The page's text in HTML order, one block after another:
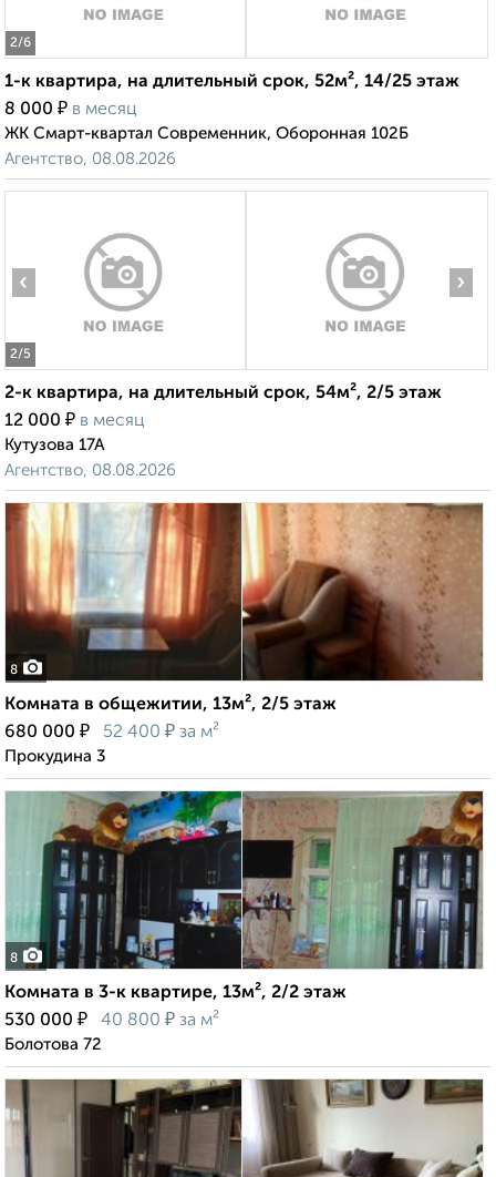
2/6
1-к квартира, на длительный срок, 52м², 14/25 этаж
8 000 ₽ в месяц
ЖК Смарт-квартал Современник, Оборонная 102Б
Агентство, 08.08.2026
2/5
‹ ›
2-к квартира, на длительный срок, 54м², 2/5 этаж
12 000 ₽ в месяц
Кутузова 17А
Агентство, 08.08.2026
8
Комната в общежитии, 13м², 2/5 этаж
680 000 ₽ 52 400 ₽ за м²
Прокудина 3
8
Комната в 3-к квартире, 13м², 2/2 этаж
530 000 ₽ 40 800 ₽ за м²
Болотова 72